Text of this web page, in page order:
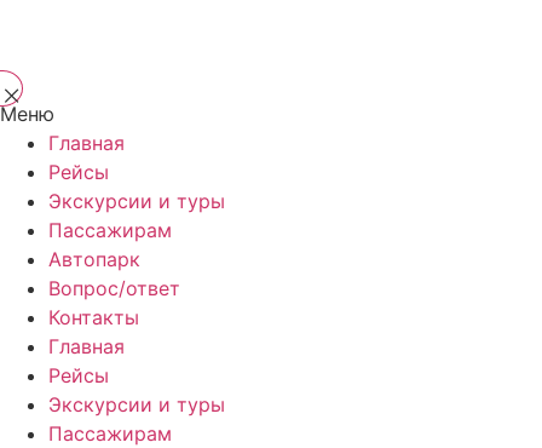
Меню
Главная
Рейсы
Экскурсии и туры
Пассажирам
Автопарк
Вопрос/ответ
Контакты
Главная
Рейсы
Экскурсии и туры
Пассажирам